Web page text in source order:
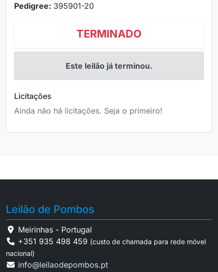
Pedigree: 395901-20
TERMINADO
Este leilão já terminou.
Licitações
Ainda não há licitações. Seja o primeiro!
Leilão de Pombos
Meirinhas - Portugal
+351 935 498 459 (custo de chamada para rede móvel
nacional)
info@leilaodepombos.pt